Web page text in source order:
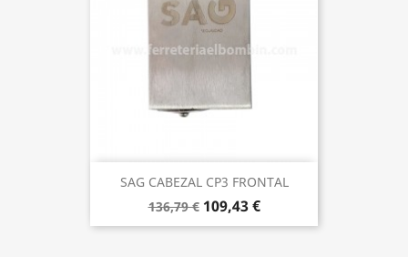
SAG CABEZAL CP3 FRONTAL
136,79 € 109,43 €